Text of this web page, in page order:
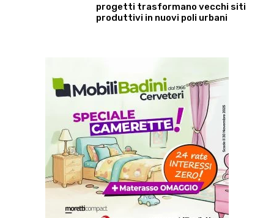
progetti trasformano vecchi siti
produttivi in nuovi poli urbani